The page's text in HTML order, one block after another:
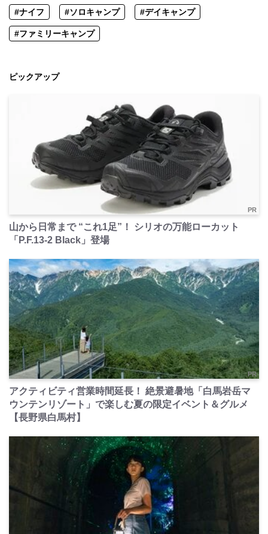
#ナイフ #ソロキャンプ #デイキャンプ
#ファミリーキャンプ
ピックアップ
PR
山から日常まで “これ1足”！ シリオの万能ローカット
「P.F.13-2 Black」登場
PR
アクティビティ営業時間延長！ 絶景避暑地「白馬岩岳マ
ウンテンリゾート」で楽しむ夏の限定イベント＆グルメ
【長野県白馬村】